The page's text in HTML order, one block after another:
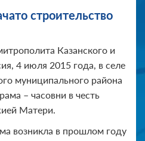
строительство
Казанского и
4 июля 2015 года, в селе
муниципального района
– часовни в честь
Матери.
возникла в прошлом году